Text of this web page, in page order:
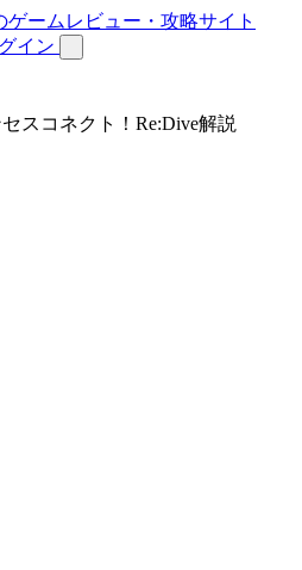
イン
スコネクト！Re:Dive解説